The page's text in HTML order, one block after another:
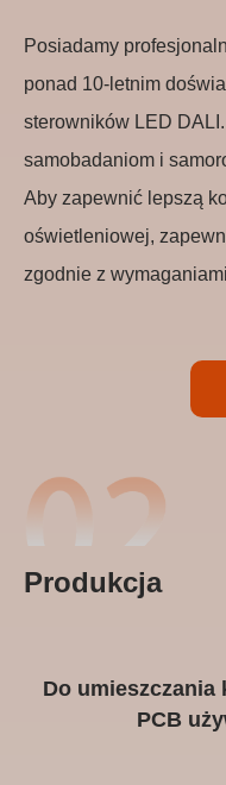
Posiadamy
ponad 10-letnim
sterowników LED
samobadaniom i
Aby zapewnić lepszą
oświetleniowej,
zgodnie z
Produkcja
Do umieszczania
PCB